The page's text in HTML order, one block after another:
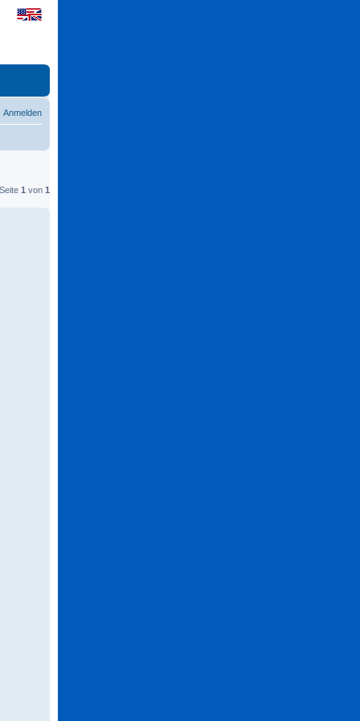
Anmelden
1 von 1